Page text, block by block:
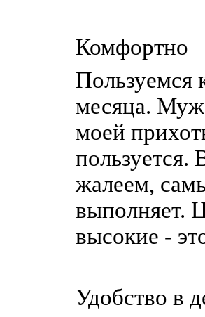
Комфортно
Пользуемся
месяца. Муж
моей
жалеем,
выполняет.
высокие -
Удобство в